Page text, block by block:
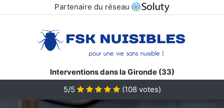
Partenaire du réseau
Interventions dans la Gironde (33)
5/5
(108votes)